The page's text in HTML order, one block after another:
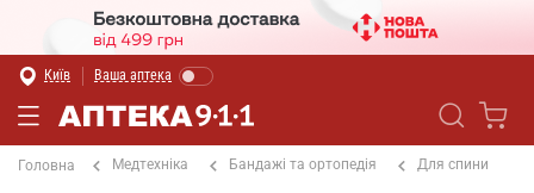
Київ Ваша аптека
Головна Медтехніка Бандажі та ортопедія Для спини